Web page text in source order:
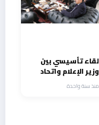
لقاء تأسيسي بين
وزير الإعلام واتحاد
المنتجين العرب
لتنشيط الصناعة
منذ سنة واحدة